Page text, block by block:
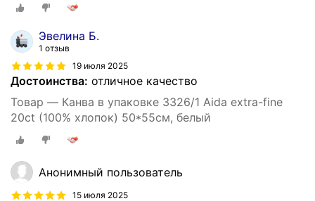
Эвелина Б.
1 отзыв
19 июля 2025
Достоинства: отличное качество
Товар — Канва в упаковке 3326/1 Aida extra-fine
20ct (100% хлопок) 50*55см, белый
Анонимный пользователь
15 июля 2025